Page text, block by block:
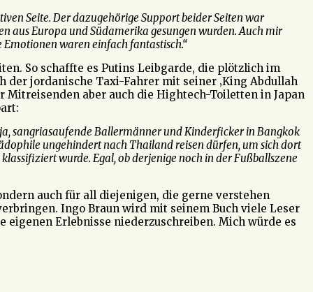
Seite. Der dazugehörige Support beider Seiten war
aus Europa und Südamerika gesungen wurden. Auch mir
Emotionen waren einfach fantastisch.“
So schaffte es Putins Leibgarde, die plötzlich im
der jordanische Taxi-Fahrer mit seiner ‚King Abdullah
Mitreisenden aber auch die Hightech-Toiletten in Japan
sangriasaufende Ballermänner und Kinderficker in Bangkok
ungehindert nach Thailand reisen dürfen, um sich dort
wurde. Egal, ob derjenige noch in der Fußballszene
auch für all diejenigen, die gerne verstehen
Ingo Braun wird mit seinem Buch viele Leser
eigenen Erlebnisse niederzuschreiben. Mich würde es